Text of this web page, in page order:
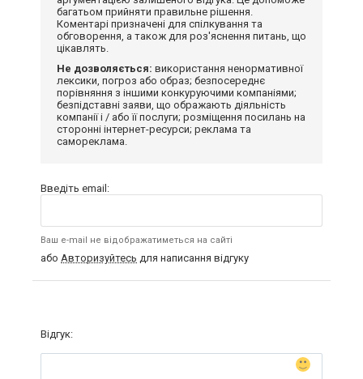
багатьом прийняти правильне рішення.
Коментарі призначені для спілкування та
обговорення, а також для роз'яснення питань, що
цікавлять.
Не дозволяється: використання ненормативної
лексики, погроз або образ; безпосереднє
порівняння з іншими конкуруючими компаніями;
безпідставні заяви, що ображають діяльність
компанії і / або її послуги; розміщення посилань на
сторонні інтернет-ресурси; реклама та
самореклама.
Введіть email:
Ваш e-mail не відображатиметься на сайті
або Авторизуйтесь для написання відгуку
Відгук: